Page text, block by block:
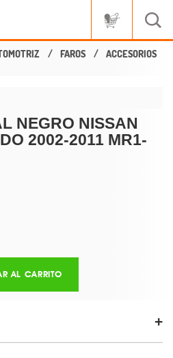
FAROS ACCESORIOS
NEGRO NISSAN
2002-2011 MR1-
AL CARRITO